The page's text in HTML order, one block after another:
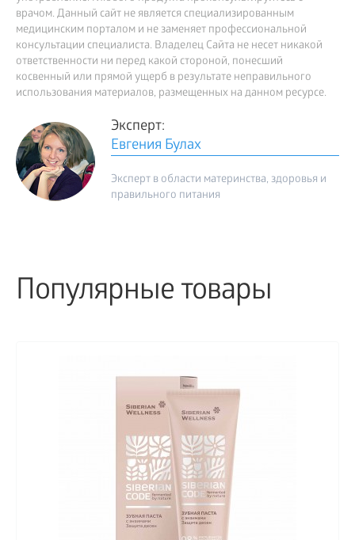
врачом. Данный сайт не является специализированным
медицинским порталом и не заменяет профессиональной
консультации специалиста. Владелец Сайта не несет никакой
ответственности ни перед какой стороной, понесший
косвенный или прямой ущерб в результате неправильного
использования материалов, размещенных на данном ресурсе.
Эксперт:
Евгения Булах
Эксперт в области материнства, здоровья и
правильного питания
Популярные товары